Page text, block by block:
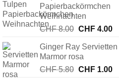
Papierbackörmchen
Weihnachten
CHF8.00
war:
CHF 8.00
CHF4.00
ist:
Ginger Ray Servietten
Marmor rosa
CHF5.80 CHF1.00